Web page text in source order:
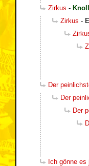
Zirkus -
Zirkus -
Der
Der
Der
Ich gönne es